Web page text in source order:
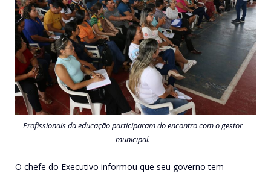
Profissionais da educação participaram do encontro com o gestor
municipal.
O chefe do Executivo informou que seu governo tem